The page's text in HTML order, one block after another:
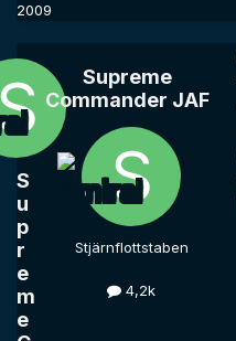
2009
S
u
p
r
e
m
e
Supreme
Commander JAF
Stjärnflottstaben
4,2k